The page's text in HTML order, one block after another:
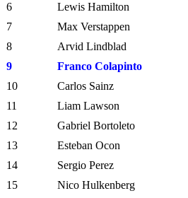
6
Lewis Hamilton
7
Max Verstappen
8
Arvid Lindblad
9
Franco Colapinto
10
Carlos Sainz
11
Liam Lawson
12
Gabriel Bortoleto
13
Esteban Ocon
14
Sergio Perez
15
Nico Hulkenberg